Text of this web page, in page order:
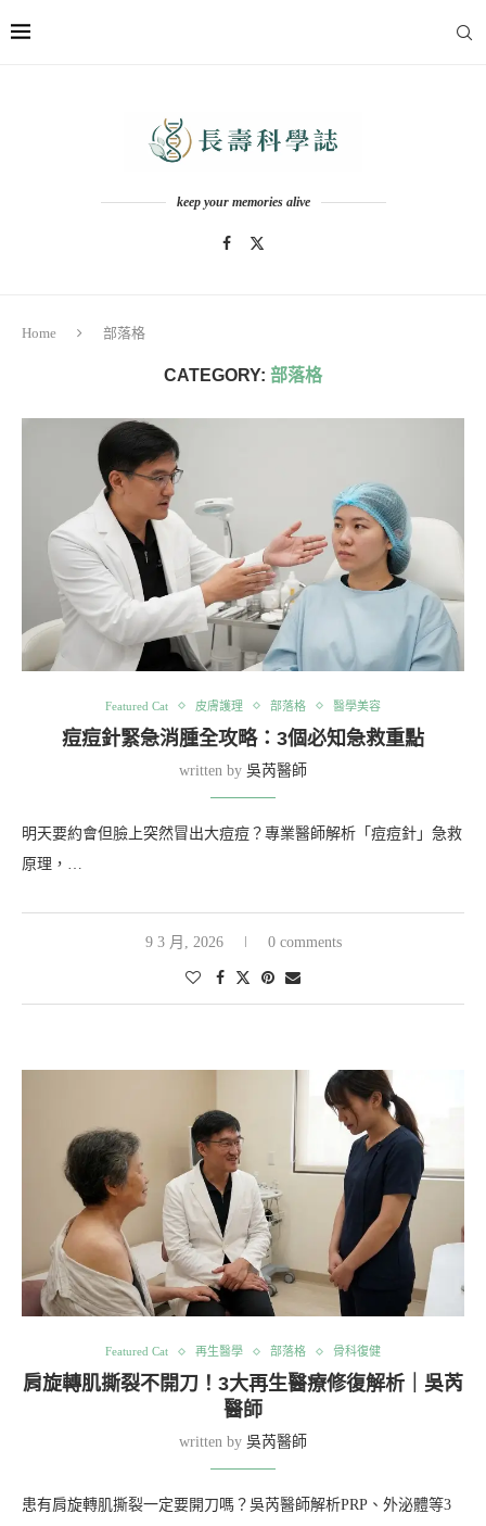
keep your memories alive
Home 部落格
CATEGORY: 部落格
Featured Cat 皮膚護理 部落格 醫學美容
痘痘針緊急消腫全攻略：3個必知急救重點
written by 吳芮醫師
明天要約會但臉上突然冒出大痘痘？專業醫師解析「痘痘針」急救
原理，…
9 3 月, 2026 0 comments
Featured Cat 再生醫學 部落格 骨科復健
肩旋轉肌撕裂不開刀！3大再生醫療修復解析｜吳芮
醫師
written by 吳芮醫師
患有肩旋轉肌撕裂一定要開刀嗎？吳芮醫師解析PRP、外泌體等3